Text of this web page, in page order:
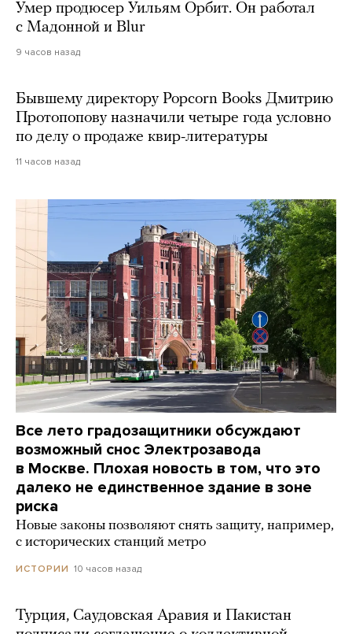
Умер продюсер Уильям Орбит. Он работал
с Мадонной и Blur
9 часов назад
Бывшему директору Popcorn Books Дмитрию
Протопопову назначили четыре года условно
по делу о продаже квир-литературы
11 часов назад
Все лето градозащитники обсуждают
возможный снос Электрозавода
в Москве. Плохая новость в том, что это
далеко не единственное здание в зоне
риска
Новые законы позволяют снять защиту, например,
с исторических станций метро
ИСТОРИИ 10 часов назад
Турция, Саудовская Аравия и Пакистан